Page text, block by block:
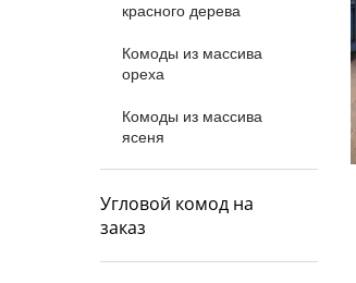
красного дерева
Комоды из массива
ореха
Комоды из массива
ясеня
Угловой комод на
заказ